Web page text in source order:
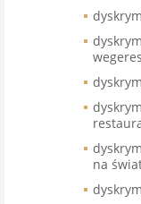
na